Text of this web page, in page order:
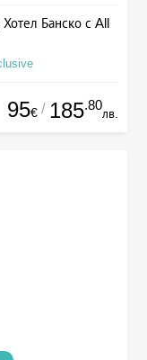
Банско с All
95€ / 185.80
лв.